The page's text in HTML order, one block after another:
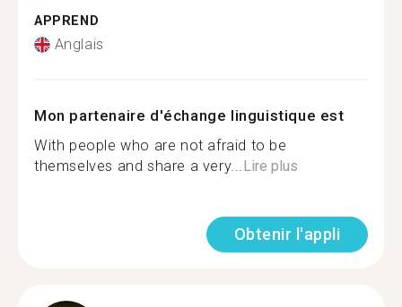
APPREND
Anglais
Mon partenaire d'échange linguistique est
With people who are not afraid to be
themselves and share a very...Lire plus
Obtenir l'appli